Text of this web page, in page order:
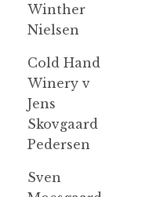
Winther
Nielsen
Cold Hand
Winery v
Jens
Skovgaard
Pedersen
Sven